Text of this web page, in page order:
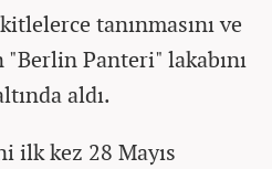
tanınmasını ve
Panteri" lakabını
aldı.
ilk kez 28 Mayıs